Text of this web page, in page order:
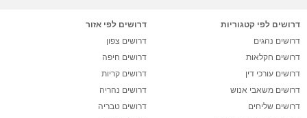
דרושים לפי קטגוריות
דרושים נהגים
דרושים חקלאות
דרושים עורכי דין
דרושים משאבי אנוש
דרושים שליחים
דרושים לפי אזור
דרושים צפון
דרושים חיפה
דרושים קריות
דרושים נהריה
דרושים טבריה